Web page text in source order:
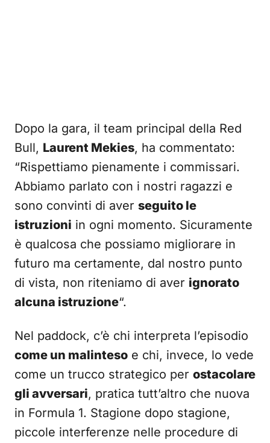
Dopo la gara, il team principal della Red
Bull, Laurent Mekies, ha commentato:
“Rispettiamo pienamente i commissari.
Abbiamo parlato con i nostri ragazzi e
sono convinti di aver seguito le
istruzioni in ogni momento. Sicuramente
è qualcosa che possiamo migliorare in
futuro ma certamente, dal nostro punto
di vista, non riteniamo di aver ignorato
alcuna istruzione“.
Nel paddock, c’è chi interpreta l’episodio
come un malinteso e chi, invece, lo vede
come un trucco strategico per ostacolare
gli avversari, pratica tutt’altro che nuova
in Formula 1. Stagione dopo stagione,
piccole interferenze nelle procedure di